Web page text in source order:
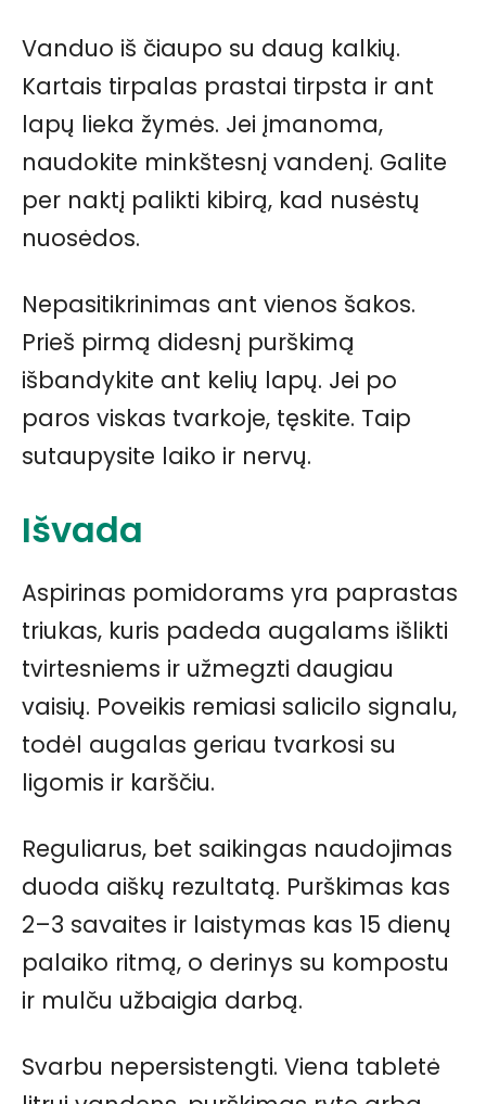
Vanduo iš čiaupo su daug kalkių.
Kartais tirpalas prastai tirpsta ir ant
lapų lieka žymės. Jei įmanoma,
naudokite minkštesnį vandenį. Galite
per naktį palikti kibirą, kad nusėstų
nuosėdos.
Nepasitikrinimas ant vienos šakos.
Prieš pirmą didesnį purškimą
išbandykite ant kelių lapų. Jei po
paros viskas tvarkoje, tęskite. Taip
sutaupysite laiko ir nervų.
Išvada
Aspirinas pomidorams yra paprastas
triukas, kuris padeda augalams išlikti
tvirtesniems ir užmegzti daugiau
vaisių. Poveikis remiasi salicilo signalu,
todėl augalas geriau tvarkosi su
ligomis ir karščiu.
Reguliarus, bet saikingas naudojimas
duoda aiškų rezultatą. Purškimas kas
2–3 savaites ir laistymas kas 15 dienų
palaiko ritmą, o derinys su kompostu
ir mulču užbaigia darbą.
Svarbu nepersistengti. Viena tabletė